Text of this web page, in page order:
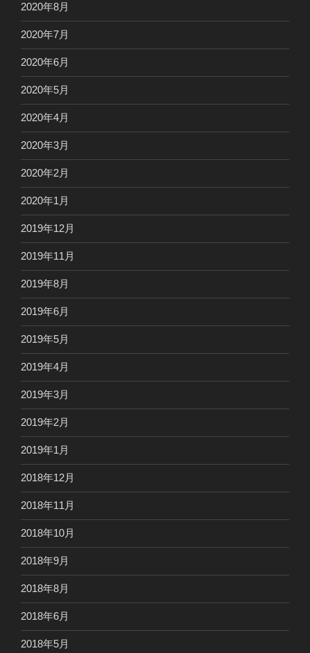
2020年8月
2020年7月
2020年6月
2020年5月
2020年4月
2020年3月
2020年2月
2020年1月
2019年12月
2019年11月
2019年8月
2019年6月
2019年5月
2019年4月
2019年3月
2019年2月
2019年1月
2018年12月
2018年11月
2018年10月
2018年9月
2018年8月
2018年6月
2018年5月